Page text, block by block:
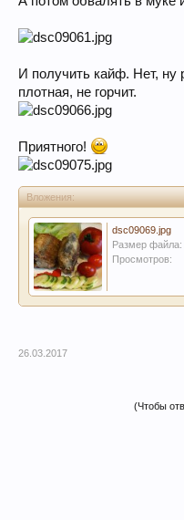
И получить кайф. Нет, ну
плотная, не горчит.
Приятного!
Вложения:
dsc09069.jpg
Размер файла:
Просмотров:
26.03.2017
(Чтобы